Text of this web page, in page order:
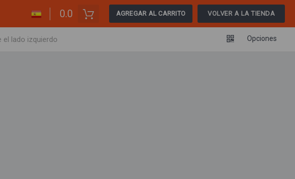
0.0 AGREGAR AL CARRITO VOLVER A LA TIENDA
el lado izquierdo Opciones